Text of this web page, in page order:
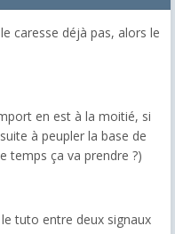
caresse déjà pas, alors le
en est à la moitié, si
à peupler la base de
temps ça va prendre ?)
tuto entre deux signaux